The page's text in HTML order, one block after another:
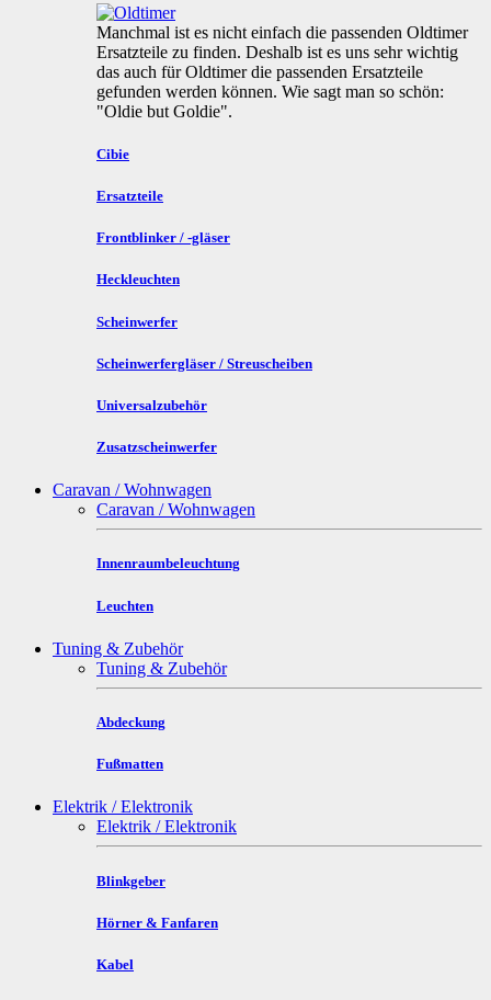
Manchmal ist es nicht einfach die passenden Oldtimer
Ersatzteile zu finden. Deshalb ist es uns sehr wichtig
das auch für Oldtimer die passenden Ersatzteile
gefunden werden können. Wie sagt man so schön:
"Oldie but Goldie".
Cibie
Ersatzteile
Frontblinker / -gläser
Heckleuchten
Scheinwerfer
Scheinwerfergläser / Streuscheiben
Universalzubehör
Zusatzscheinwerfer
Caravan / Wohnwagen
Caravan / Wohnwagen
Innenraumbeleuchtung
Leuchten
Tuning & Zubehör
Tuning & Zubehör
Abdeckung
Fußmatten
Elektrik / Elektronik
Elektrik / Elektronik
Blinkgeber
Hörner & Fanfaren
Kabel